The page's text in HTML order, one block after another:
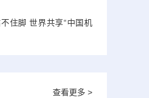
住脚 世界共享“中国机
查看更多 >